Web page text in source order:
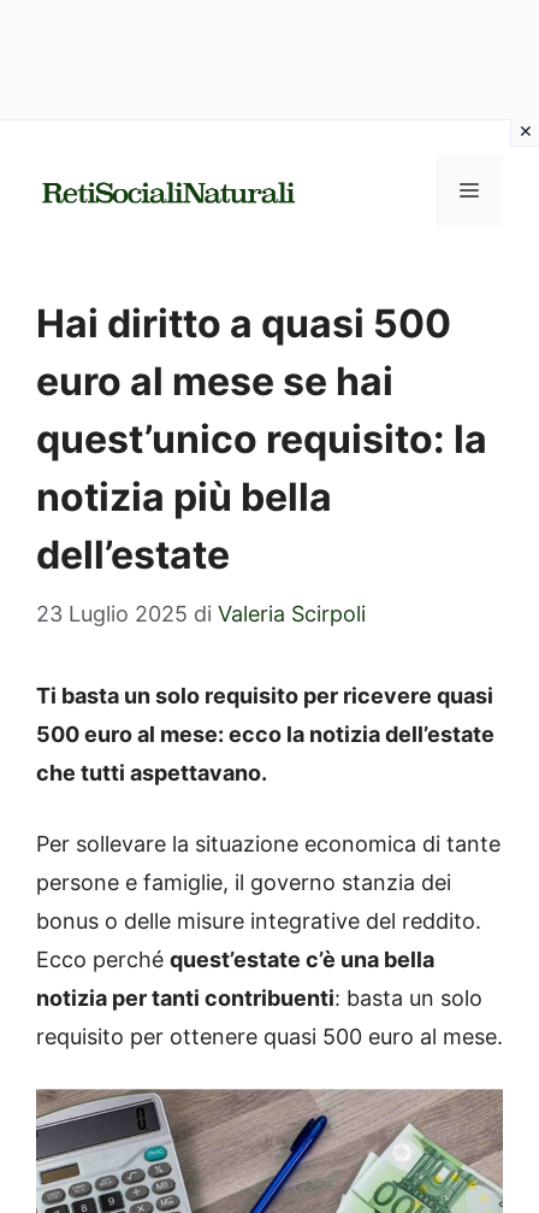
MENU
Hai diritto a quasi 500
euro al mese se hai
quest’unico requisito: la
notizia più bella
dell’estate
23 Luglio 2025 di Valeria Scirpoli
Ti basta un solo requisito per ricevere quasi
500 euro al mese: ecco la notizia dell’estate
che tutti aspettavano.
Per sollevare la situazione economica di tante
persone e famiglie, il governo stanzia dei
bonus o delle misure integrative del reddito.
Ecco perché quest’estate c’è una bella
notizia per tanti contribuenti: basta un solo
requisito per ottenere quasi 500 euro al mese.